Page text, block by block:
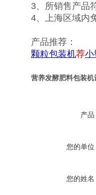
3、所销售产品
4、上海区域内
产品推荐：
颗粒包装机荐小
营养发酵肥料包装机
产品
您的单位
您的姓名